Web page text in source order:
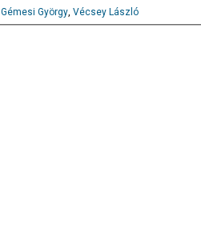
Gémesi György, Vécsey László